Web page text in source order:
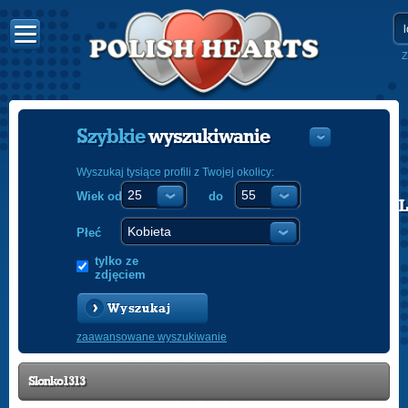
POLISH
Szybkiewyszukiwanie
Wyszukaj tysiące profili z Twojej okolicy:
Wiek od do
Płeć
tylko ze
zdjęciem
Wyszukaj
zaawansowane wyszukiwanie
Slonko1313